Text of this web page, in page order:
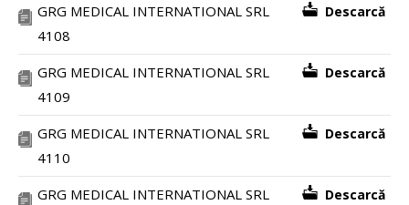
GRG MEDICAL INTERNATIONAL SRL
4108
Descarcă
GRG MEDICAL INTERNATIONAL SRL
4109
Descarcă
GRG MEDICAL INTERNATIONAL SRL
4110
Descarcă
GRG MEDICAL INTERNATIONAL SRL
Descarcă